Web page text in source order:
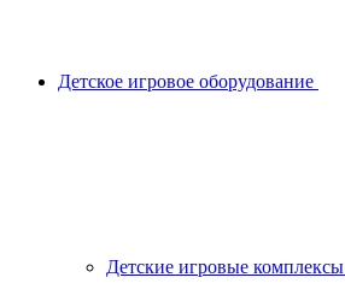
Детское игровое оборудование
Детские игровые комплексы